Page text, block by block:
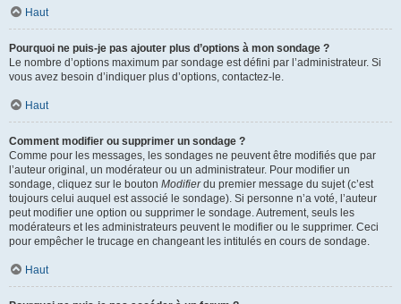
Haut
Pourquoi ne puis-je pas ajouter plus d’options à mon sondage ?
Le nombre d’options maximum par sondage est défini par l’administrateur. Si
vous avez besoin d’indiquer plus d’options, contactez-le.
Haut
Comment modifier ou supprimer un sondage ?
Comme pour les messages, les sondages ne peuvent être modifiés que par
l’auteur original, un modérateur ou un administrateur. Pour modifier un
sondage, cliquez sur le bouton Modifierdu premier message du sujet (c’est
toujours celui auquel est associé le sondage). Si personne n’a voté, l’auteur
peut modifier une option ou supprimer le sondage. Autrement, seuls les
modérateurs et les administrateurs peuvent le modifier ou le supprimer. Ceci
pour empêcher le trucage en changeant les intitulés en cours de sondage.
Haut